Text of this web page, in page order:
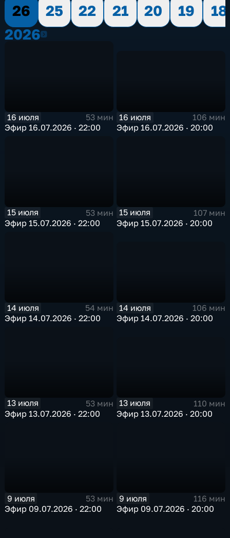
26
25 22 21 20 19
18
20262026
16 июля
53 мин
Эфир 16.07.2026 · 22:00
16 июля
106 мин
Эфир 16.07.2026 · 20:00
15 июля
53 мин
Эфир 15.07.2026 · 22:00
15 июля
107 мин
Эфир 15.07.2026 · 20:00
14 июля
54 мин
Эфир 14.07.2026 · 22:00
14 июля
106 мин
Эфир 14.07.2026 · 20:00
13 июля
53 мин
Эфир 13.07.2026 · 22:00
13 июля
110 мин
Эфир 13.07.2026 · 20:00
9 июля
53 мин
Эфир 09.07.2026 · 22:00
9 июля
116 мин
Эфир 09.07.2026 · 20:00